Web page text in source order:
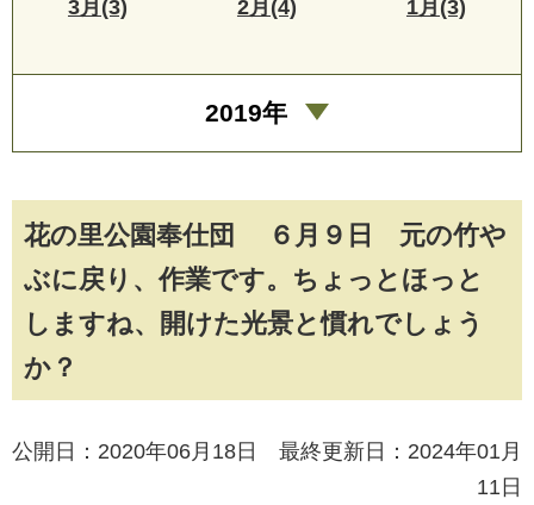
花の里公園奉仕団 ６月９日 元の竹や
ぶに戻り、作業です。ちょっとほっと
しますね、開けた光景と慣れでしょう
か？
公開日：2020年06月18日 最終更新日：2024年01月
11日
3月(3) 2月(4) 1月(3)
2019年